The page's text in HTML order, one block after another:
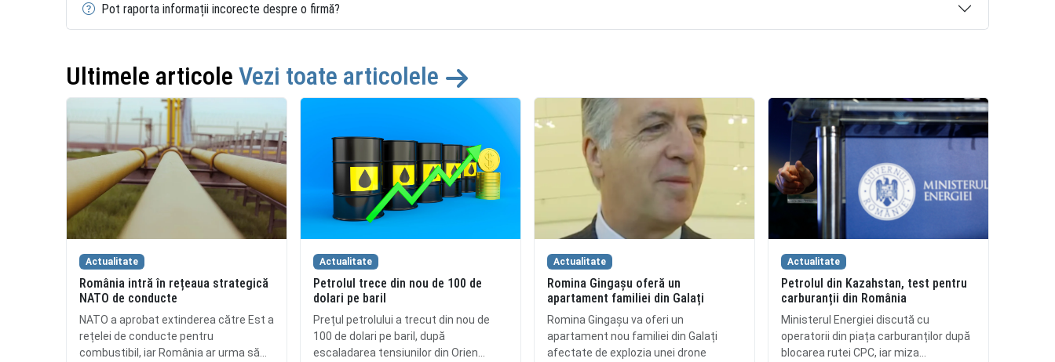
Pot raporta informații incorecte despre o firmă?
Ultimele articole Vezi toate articolele
Actualitate
România intră în rețeaua strategică
NATO de conducte
NATO a aprobat extinderea către Est a
rețelei de conducte pentru
combustibil, iar România ar urma să...
Actualitate
Petrolul trece din nou de 100 de
dolari pe baril
Prețul petrolului a trecut din nou de
100 de dolari pe baril, după
escaladarea tensiunilor din Orien...
Actualitate
Romina Gingașu oferă un
apartament familiei din Galați
Romina Gingașu va oferi un
apartament nou familiei din Galați
afectate de explozia unei drone
Actualitate
Petrolul din Kazahstan, test pentru
carburanții din România
Ministerul Energiei discută cu
operatorii din piața carburanților după
blocarea rutei CPC, iar miza...